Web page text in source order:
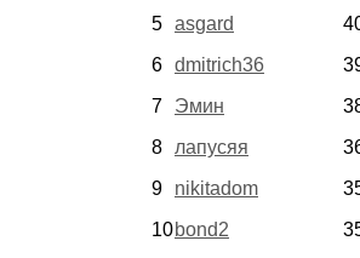
5 asgard
6 dmitrich36
7
Эмин
8
лапусяя
9
nikitadom
10bond2